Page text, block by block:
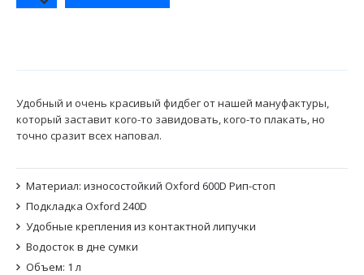
Удобный и очень красивый фидбег от нашей мануфактуры,
который заставит кого-то завидовать, кого-то плакать, но
точно сразит всех наповал.
Материал: износостойкий Oxford 600D Рип-стоп
Подкладка Oxford 240D
Удобные крепления из контактной липучки
Водосток в дне сумки
Объем: 1 л